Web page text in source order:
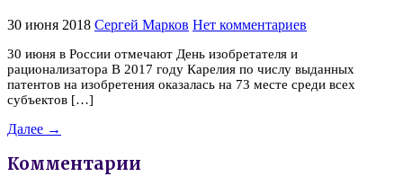
30 июня 2018 Сергей Марков Нет комментариев
30 июня в России отмечают День изобретателя и
рационализатора В 2017 году Карелия по числу выданных
патентов на изобретения оказалась на 73 месте среди всех
субъектов […]
Далее →
Комментарии